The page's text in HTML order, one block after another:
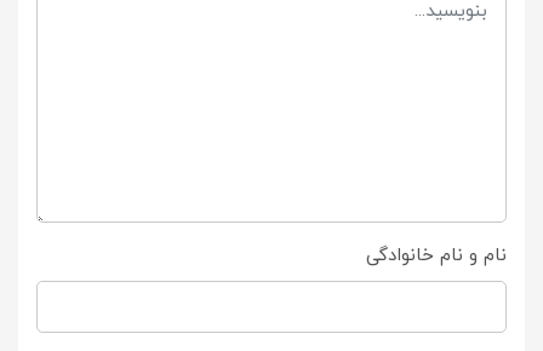
نام و نام خانوادگی